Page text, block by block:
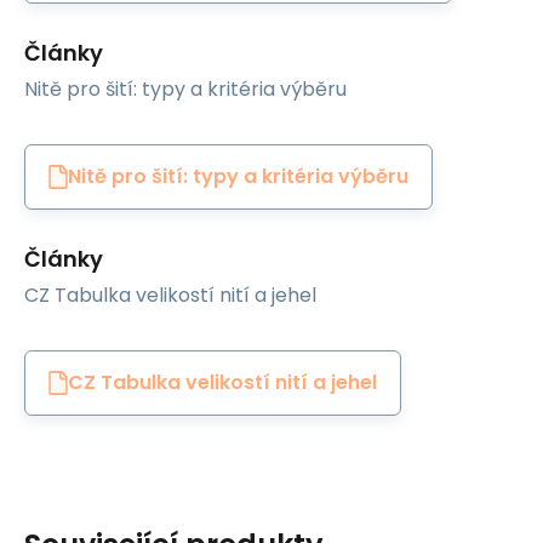
Články
Nitě pro šití: typy a kritéria výběru
Nitě pro šití: typy a kritéria výběru
Články
CZ Tabulka velikostí nití a jehel
CZ Tabulka velikostí nití a jehel